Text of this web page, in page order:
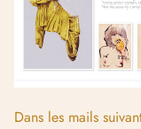
Dans les mails